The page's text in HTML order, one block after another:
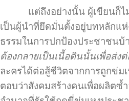
แต่ถึงอย่างนั้น ผู้เขียนก็
เป็นผู้นำที่ยึดมั่นตั้งอยู่บทหลักแ
ธรรมในการปกป้องประชาชนบ้
ต้องกลายเป็นเนื้อดินนั้นเพื่อส่ง
ละครได้ต่อสู้ชีวิตจากการถูกข่ม
ตอบว่าสังคมสร้างคนเพื่อผลิตซ้